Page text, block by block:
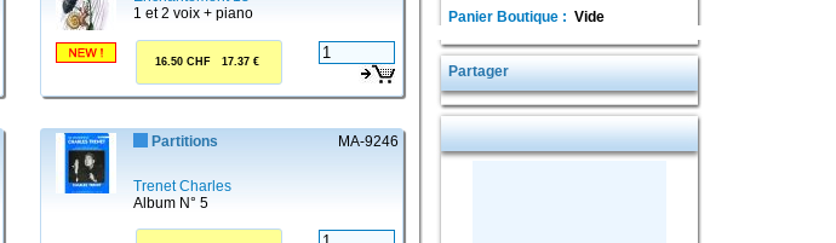
1 et 2 voix + piano
16.50 CHF 17.37 €
Partitions MA-9246
Trenet Charles
Album N° 5
Panier Boutique : Vide
Partager